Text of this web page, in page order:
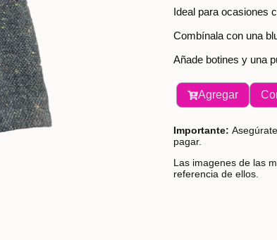
Ideal para ocasiones
Combínala con una
Añade botines y una
Agregar
Importante:
pagar.
Las imagenes de las
referencia de ellos.